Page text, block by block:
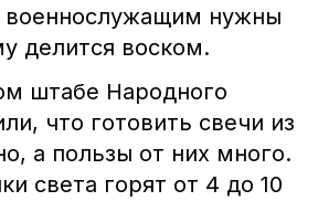
военнослужащим нужны
делится воском.
штабе Народного
что готовить свечи из
а пользы от них много.
света горят от 4 до 10